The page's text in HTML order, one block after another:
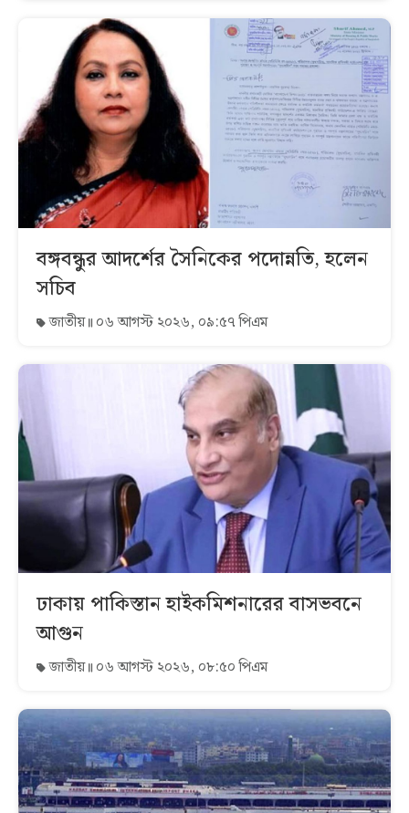
বঙ্গবন্ধুর আদর্শের সৈনিকের পদোন্নতি, হলেন
সচিব
জাতীয় ০৬ আগস্ট ২০২৬, ০৯:৫৭ পিএম
ঢাকায় পাকিস্তান হাইকমিশনারের বাসভবনে
আগুন
জাতীয় ০৬ আগস্ট ২০২৬, ০৮:৫০ পিএম